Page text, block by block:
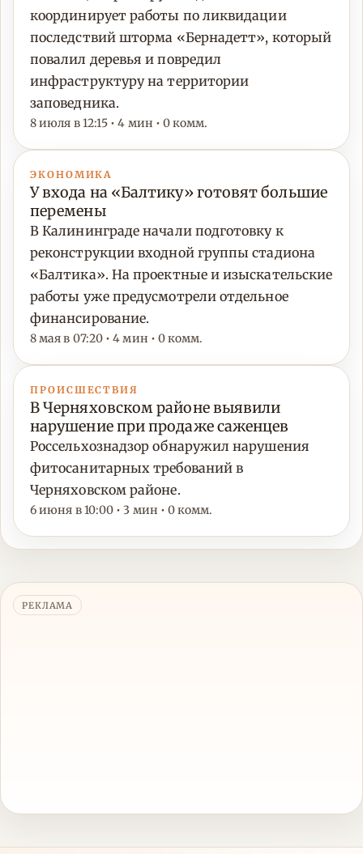
координирует работы по ликвидации
последствий шторма «Бернадетт», который
повалил деревья и повредил
инфраструктуру на территории
заповедника.
8 июля в 12:15 • 4 мин • 0 комм.
ЭКОНОМИКА
У входа на «Балтику» готовят большие
перемены
В Калининграде начали подготовку к
реконструкции входной группы стадиона
«Балтика». На проектные и изыскательские
работы уже предусмотрели отдельное
финансирование.
8 мая в 07:20 • 4 мин • 0 комм.
ПРОИСШЕСТВИЯ
В Черняховском районе выявили
нарушение при продаже саженцев
Россельхознадзор обнаружил нарушения
фитосанитарных требований в
Черняховском районе.
6 июня в 10:00 • 3 мин • 0 комм.
РЕКЛАМА